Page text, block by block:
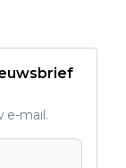
e-mail.